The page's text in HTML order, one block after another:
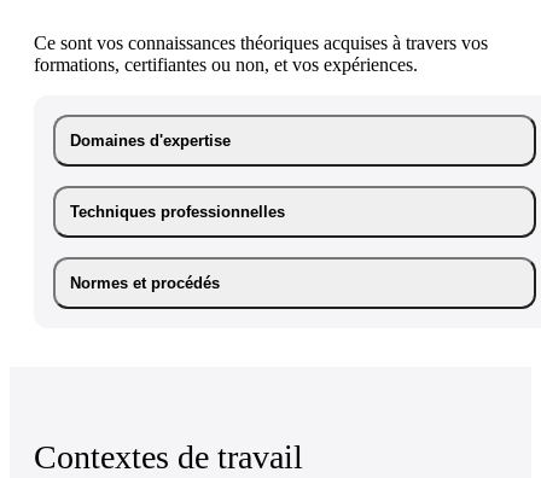
Ce sont vos connaissances théoriques acquises à travers vos
formations, certifiantes ou non, et vos expériences.
Domaines d'expertise
Techniques professionnelles
Normes et procédés
Contextes de travail